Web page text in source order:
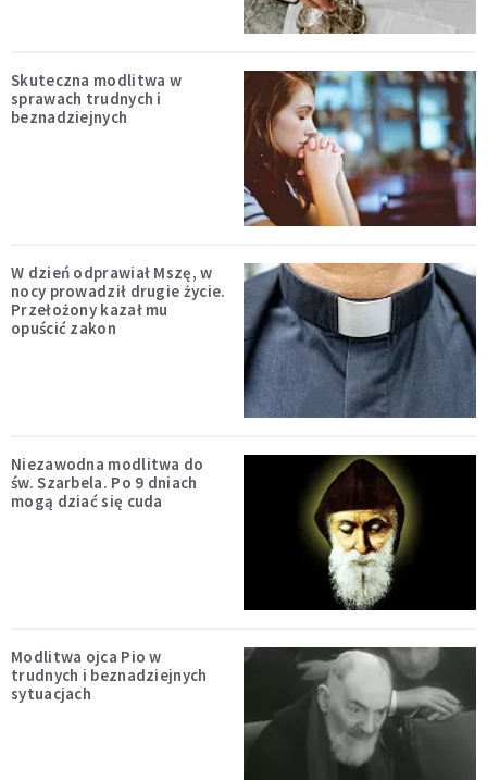
Skuteczna modlitwa w
sprawach trudnych i
beznadziejnych
W dzień odprawiał Mszę, w
nocy prowadził drugie życie.
Przełożony kazał mu
opuścić zakon
Niezawodna modlitwa do
św. Szarbela. Po 9 dniach
mogą dziać się cuda
Modlitwa ojca Pio w
trudnych i beznadziejnych
sytuacjach